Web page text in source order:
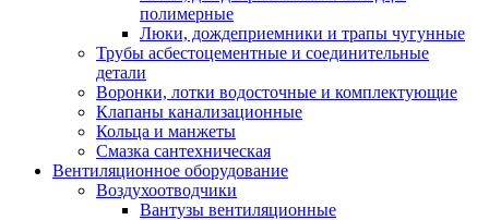
полимерные
Люки, дождеприемники и трапы чугунные
Трубы асбестоцементные и соединительные
детали
Воронки, лотки водосточные и комплектующие
Клапаны канализационные
Кольца и манжеты
Смазка сантехническая
Вентиляционное оборудование
Воздухоотводчики
Вантузы вентиляционные